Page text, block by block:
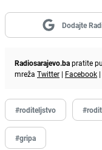
Dodajte
Radiosarajevo.bapratite
mreža Twitter | Facebook |
#roditeljstvo
#gripa